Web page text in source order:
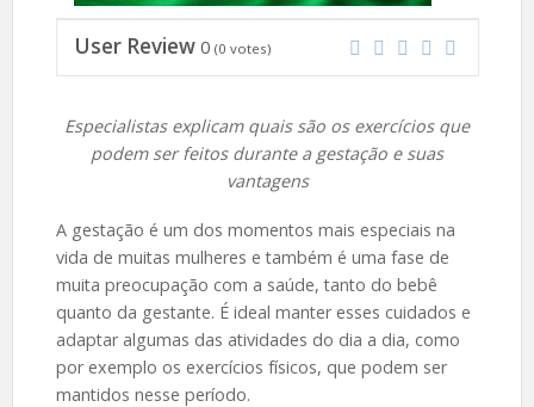
User Review 0 (0 votes)
Especialistas explicam quais são os exercícios que
podem ser feitos durante a gestação e suas
vantagens
A gestação é um dos momentos mais especiais na
vida de muitas mulheres e também é uma fase de
muita preocupação com a saúde, tanto do bebê
quanto da gestante. É ideal manter esses cuidados e
adaptar algumas das atividades do dia a dia, como
por exemplo os exercícios físicos, que podem ser
mantidos nesse período.